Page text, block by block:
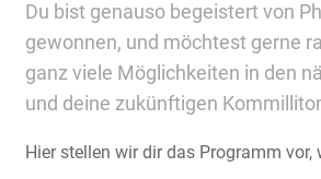
Du bist genauso begeistert von
gewonnen, und möchtest gerne
ganz viele Möglichkeiten in den
und deine zukünftigen
Hier stellen wir dir das Programm